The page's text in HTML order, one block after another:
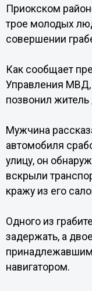
Приокском
трое молодых
совершении
Как сообщает
Управления МВД,
позвонил
Мужчина
автомобиля
улицу, он
вскрыли
кражу из его
Одного из
задержать, а
навигатором.